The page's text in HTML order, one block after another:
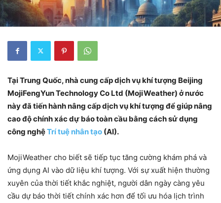
Tại Trung Quốc, nhà cung cấp dịch vụ khí tượng Beijing
MojiFengYun Technology Co Ltd (MojiWeather) ở nước
này đã tiến hành nâng cấp dịch vụ khí tượng để giúp nâng
cao độ chính xác dự báo toàn cầu bằng cách sử dụng
công nghệTrí tuệ nhân tạo (AI).
MojiWeather cho biết sẽ tiếp tục tăng cường khám phá và
ứng dụng AI vào dữ liệu khí tượng. Với sự xuất hiện thường
xuyên của thời tiết khắc nghiệt, người dân ngày càng yêu
cầu dự báo thời tiết chính xác hơn để tối ưu hóa lịch trình